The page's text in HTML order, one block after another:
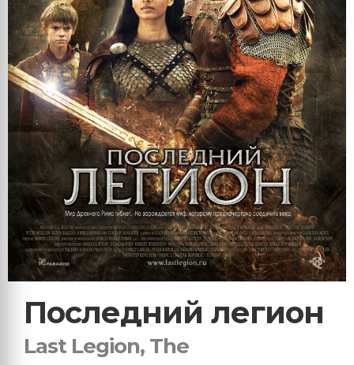
Последний легион
Last Legion, The